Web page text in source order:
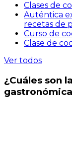
Clases de
Auténtica
recetas de
Curso de
Clase de
Ver todos
¿Cuáles son